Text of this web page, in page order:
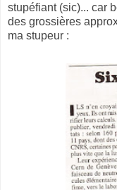
stupéfiant (sic)... car
des grossières
ma stupeur :